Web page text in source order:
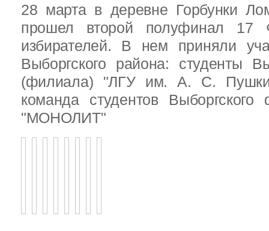
28 марта в деревне Горбунки
прошел второй полуфинал 17
избирателей. В нем приняли
Выборгского района: студенты
(филиала) "ЛГУ им. А. С.
команда студентов
"МОНОЛИТ"